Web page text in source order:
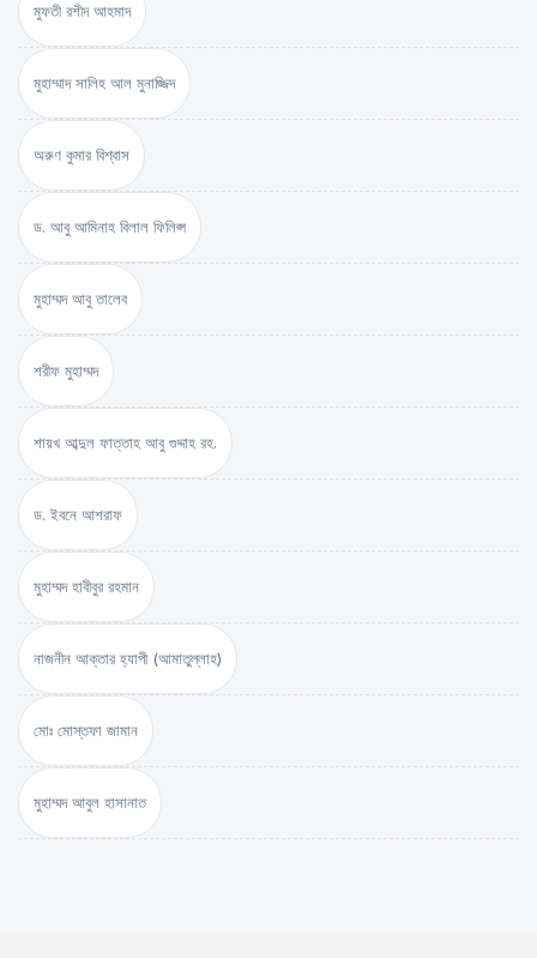
মুফতী রশীদ আহমাদ
মুহাম্মাদ সালিহ আল মুনাজ্জিদ
অরুণ কুমার বিশ্বাস
ড. আবু আমিনাহ বিলাল ফিলিপ্স
মুহাম্মদ আবু তালেব
শরীফ মুহাম্মদ
শায়খ আব্দুল ফাত্তাহ আবু গুদ্দাহ রহ.
ড. ইবনে আশরাফ
মুহাম্মদ হাবীবুর রহমান
নাজনীন আক্তার হ্যাপী (আমাতুল্লাহ)
মোঃ মোস্তফা জামান
মুহাম্মদ আবুল হাসানাত